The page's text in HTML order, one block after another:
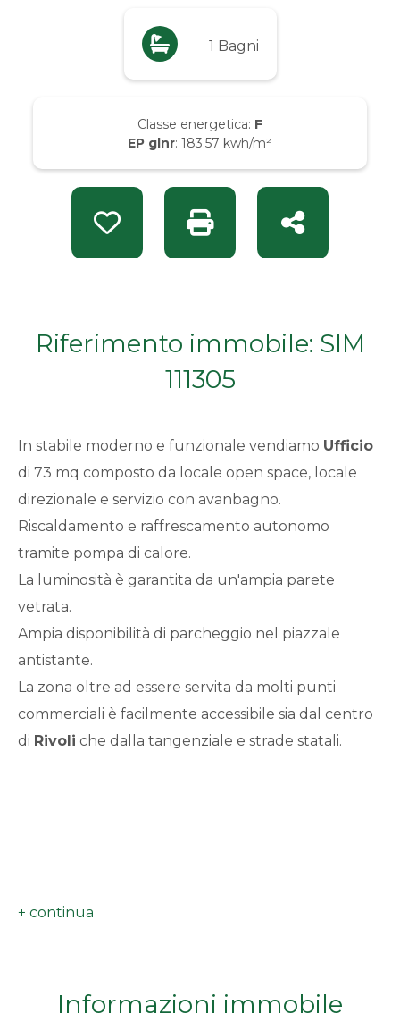
1 Bagni
Classe energetica: F
EP glnr: 183.57 kwh/m²
Preferiti: Rif. SIM 111305Stampa: Rif. SIM 111305
Condividi
Riferimento immobile: SIM
111305
In stabile moderno e funzionale vendiamo Ufficio
di 73 mq composto da locale open space, locale
direzionale e servizio con avanbagno.
Riscaldamento e raffrescamento autonomo
tramite pompa di calore.
La luminosità è garantita da un'ampia parete
vetrata.
Ampia disponibilità di parcheggio nel piazzale
antistante.
La zona oltre ad essere servita da molti punti
commerciali è facilmente accessibile sia dal centro
di Rivoli che dalla tangenziale e strade statali.
Informazioni immobile
Da € 10.000 a € 20.000
Da € 20.000 a € 50.000
Da € 50.000 a € 100.000
Da € 200.000 a € 400.000
Da € 800.000 a € 1.000.000
Da € 1.000.000 a € 2.000.000
Da € 2.000.000 a € 5.000.000
Da € 5.000.000 a € 10.000.000
Oltre € 10.000.000
minimi